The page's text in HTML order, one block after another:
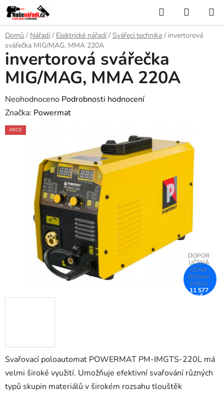
Přejít
na
obsah
Hledat
KOŠÍK
Domů / Nářadí / Elektrické nářadí / Svářecí technika / invertorová
svářečka MIG/MAG, MMA 220A
Svařovací poloautomat POWERMAT PM-IMGTS-220L má
velmi široké využití. Umožňuje efektivní svařování různých
typů skupin materiálů v širokém rozsahu tlouštěk
invertorová svářečka
MIG/MAG, MMA 220A
Průměrné
hodnocení
produktu
hvězdiček.
Neohodnoceno Podrobnosti hodnocení
Značka: Powermat
AKCE
11 577
KČ